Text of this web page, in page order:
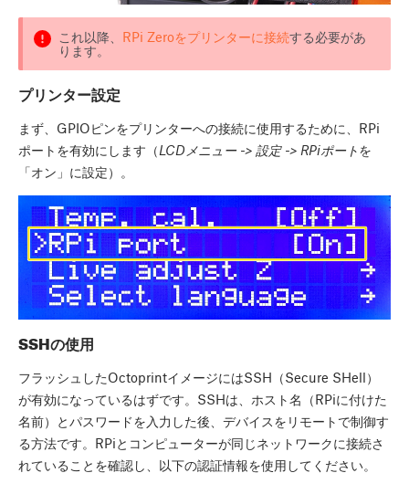
これ以降、 RPi Zeroをプリンターに接続する必要があ
ります。
プリンター設定
まず、GPIOピンをプリンターへの接続に使用するために、RPi
ポートを有効にします（LCDメニュー -> 設定 -> RPiポートを
「オン」に設定）。
SSHの使用
フラッシュしたOctoprintイメージにはSSH（Secure SHell）
が有効になっているはずです。SSHは、ホスト名（RPiに付けた
名前）とパスワードを入力した後、デバイスをリモートで制御す
る方法です。RPiとコンピューターが同じネットワークに接続さ
れていることを確認し、以下の認証情報を使用してください。